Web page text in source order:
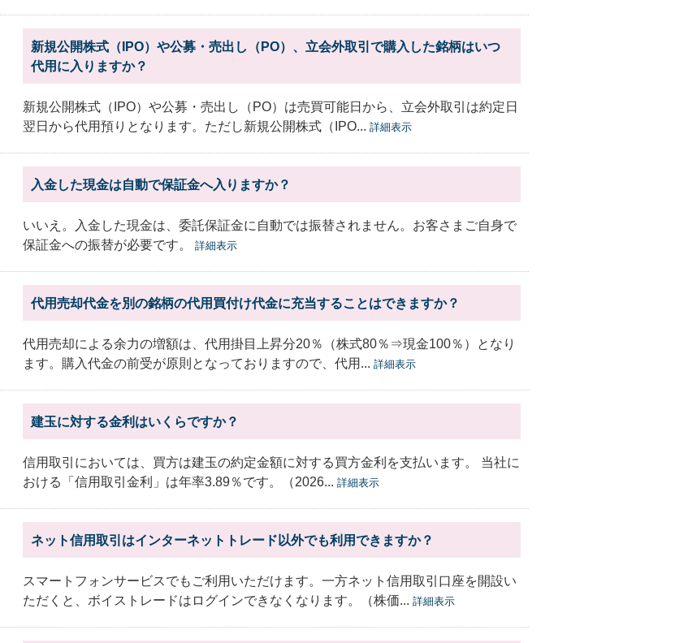
新規公開株式（IPO）や公募・売出し（PO）、立会外取引で購入した銘柄はいつ
代用に入りますか？
新規公開株式（IPO）や公募・売出し（PO）は売買可能日から、立会外取引は約定日
翌日から代用預りとなります。ただし新規公開株式（IPO... 詳細表示
入金した現金は自動で保証金へ入りますか？
いいえ。入金した現金は、委託保証金に自動では振替されません。お客さまご自身で
保証金への振替が必要です。
詳細表示
代用売却代金を別の銘柄の代用買付け代金に充当することはできますか？
代用売却による余力の増額は、代用掛目上昇分20％（株式80％⇒現金100％）となり
ます。購入代金の前受が原則となっておりますので、代用... 詳細表示
建玉に対する金利はいくらですか？
信用取引においては、買方は建玉の約定金額に対する買方金利を支払います。 当社に
おける「信用取引金利」は年率3.89％です。（2026... 詳細表示
ネット信用取引はインターネットトレード以外でも利用できますか？
スマートフォンサービスでもご利用いただけます。一方ネット信用取引口座を開設い
ただくと、ボイストレードはログインできなくなります。（株価... 詳細表示